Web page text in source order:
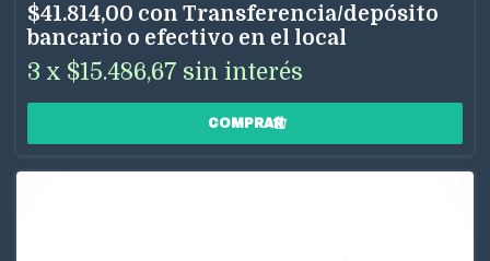
$41.814,00 con Transferencia/depósito
bancario o efectivo en el local
3 x $15.486,67 sin interés